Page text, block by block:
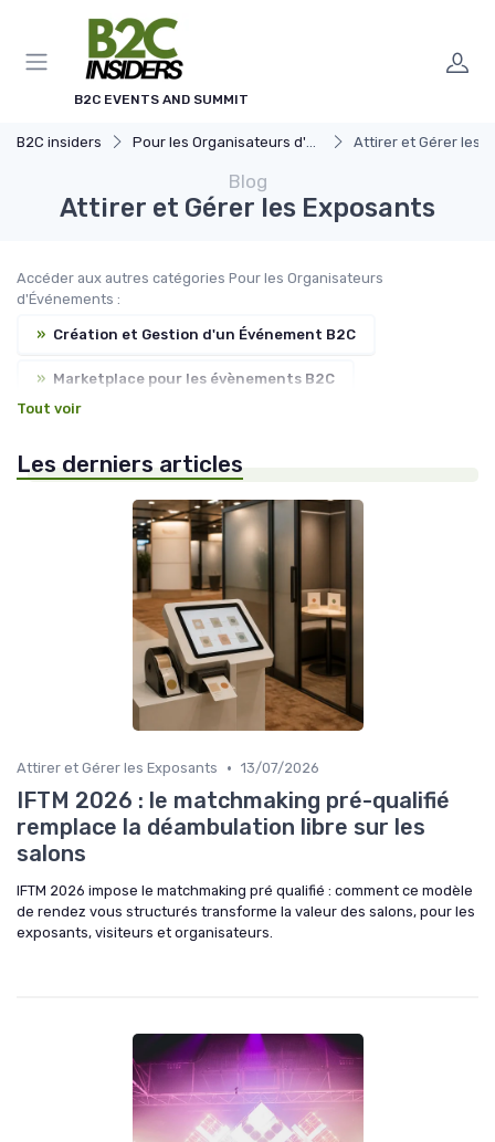
B2C EVENTS AND SUMMIT
B2C insiders Pour les Organisateurs d'Événements Attirer et Gérer les
Blog
Attirer et Gérer les Exposants
Accéder aux autres catégories Pour les Organisateurs
d'Événements :
» Création et Gestion d'un Événement B2C
» Marketplace pour les évènements B2C
» Incorporer des Expériences Innovantes
Feedback et Amélioration Continue
Tout voir
Les derniers articles
Attirer et Gérer les Exposants • 13/07/2026
IFTM 2026 : le matchmaking pré-qualifié
remplace la déambulation libre sur les
salons
IFTM 2026 impose le matchmaking pré qualifié : comment ce modèle
de rendez vous structurés transforme la valeur des salons, pour les
exposants, visiteurs et organisateurs.
Panneau de gestion des cookies